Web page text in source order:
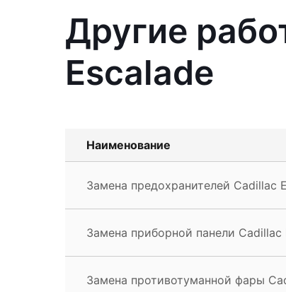
Другие
Escalade
Наименование
Замена предохранителей Cadillac
Замена приборной панели Cadillac
Замена противотуманной фары